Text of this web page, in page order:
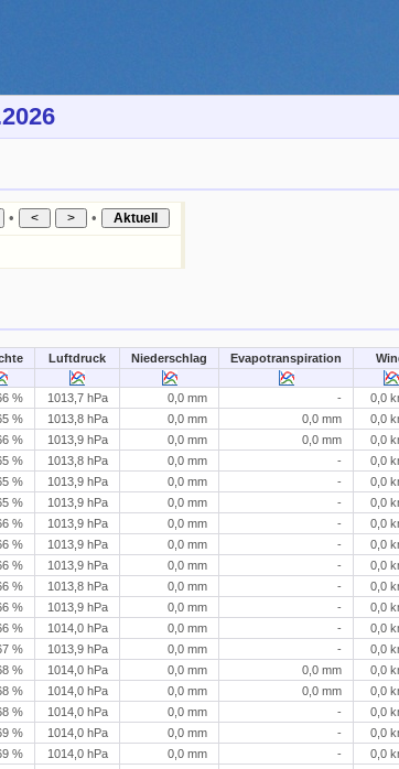
•
•
Luftdruck Niederschlag Evapotranspiration
% 1013,7 hPa 0,0 mm - 0,0
% 1013,8 hPa 0,0 mm 0,0 mm 0,0
% 1013,9 hPa 0,0 mm 0,0 mm 0,0
% 1013,8 hPa 0,0 mm - 0,0
% 1013,9 hPa 0,0 mm - 0,0
% 1013,9 hPa 0,0 mm - 0,0
% 1013,9 hPa 0,0 mm - 0,0
% 1013,9 hPa 0,0 mm - 0,0
% 1013,9 hPa 0,0 mm - 0,0
% 1013,8 hPa 0,0 mm - 0,0
% 1013,9 hPa 0,0 mm - 0,0
% 1014,0 hPa 0,0 mm - 0,0
% 1013,9 hPa 0,0 mm - 0,0
% 1014,0 hPa 0,0 mm 0,0 mm 0,0
% 1014,0 hPa 0,0 mm 0,0 mm 0,0
% 1014,0 hPa 0,0 mm - 0,0
% 1014,0 hPa 0,0 mm - 0,0
% 1014,0 hPa 0,0 mm - 0,0